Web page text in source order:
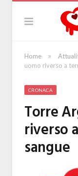
Home »
uomo riverso a
CRONACA
Torre
riverso
sangue